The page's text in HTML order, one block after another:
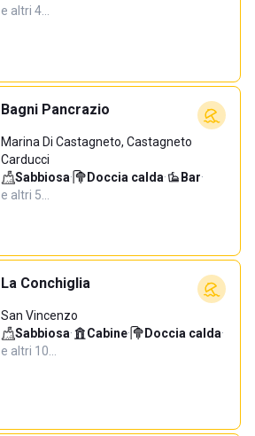
e altri 4…
Bagni Pancrazio
Marina Di Castagneto, Castagneto
Carducci
Sabbiosa· Doccia calda· Bar·
e altri 5…
La Conchiglia
San Vincenzo
Sabbiosa· Cabine· Doccia calda·
e altri 10…